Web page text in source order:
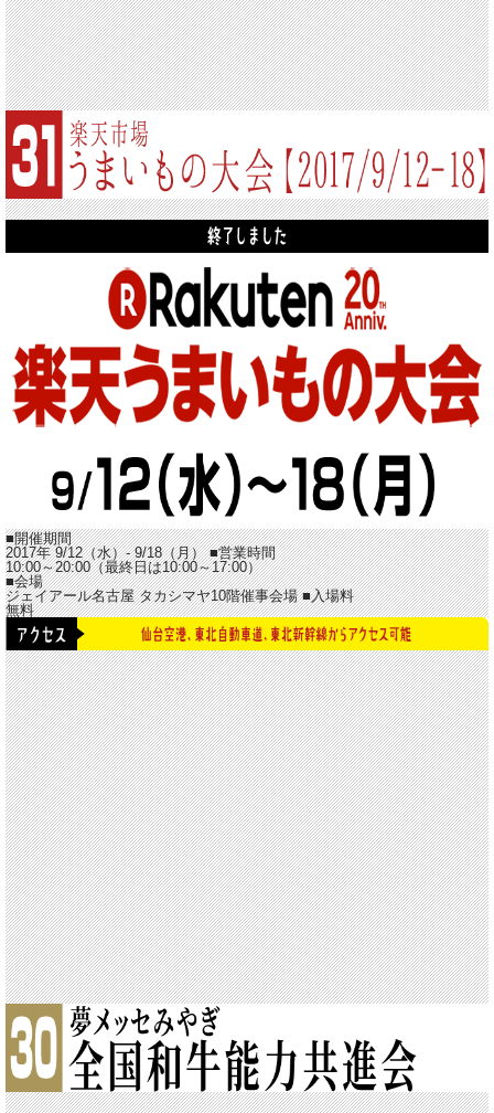
■開催期間
2017年 9/12（水）- 9/18（月）■営業時間
10:00～20:00（最終日は10:00～17:00）
■会場
ジェイアール名古屋 タカシマヤ10階催事会場■入場料
無料